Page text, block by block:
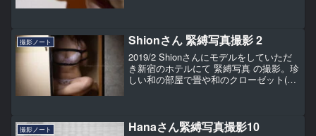
撮影ノート Shionさん 緊縛写真撮影 2
2019/2 Shionさんにモデルをしていただ
き新宿のホテルにて 緊縛写真 の撮影。珍
しい和の部屋で畳や和のクローゼット(衣
撮影ノート Hanaさん緊縛写真撮影10